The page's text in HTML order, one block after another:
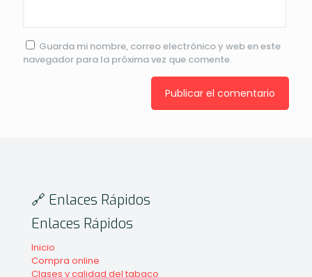
Guarda mi nombre, correo electrónico y web en este
navegador para la próxima vez que comente.
🔗 Enlaces Rápidos
Enlaces Rápidos
Inicio
Compra online
Clases y calidad del tabaco